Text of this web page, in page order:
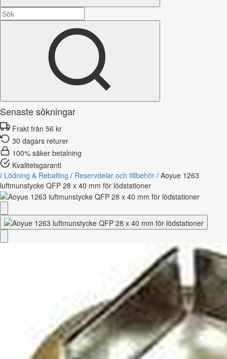
Senaste sökningar
Frakt från 56 kr
30 dagars returer
100% säker betalning
Kvalitetsgaranti
/ Lödning & Reballing / Reservdelar och tillbehör / Aoyue 1263
luftmunstycke QFP 28 x 40 mm för lödstationer